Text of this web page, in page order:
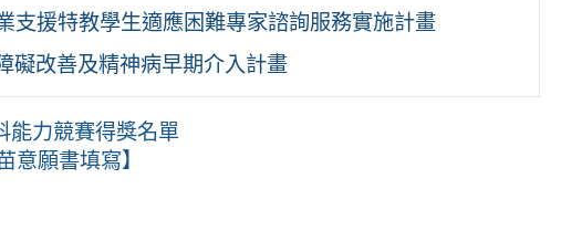
支援特教學生適應困難專家諮詢服務實施計畫
礙改善及精神病早期介入計畫
能力競賽得獎名單
意願書填寫】